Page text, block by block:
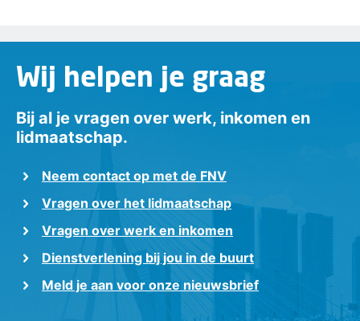
Wij helpen je graag
Bij al je vragen over werk, inkomen en
lidmaatschap.
Neem contact op met de FNV
Vragen over het lidmaatschap
Vragen over werk en inkomen
Dienstverlening bij jou in de buurt
Meld je aan voor onze nieuwsbrief